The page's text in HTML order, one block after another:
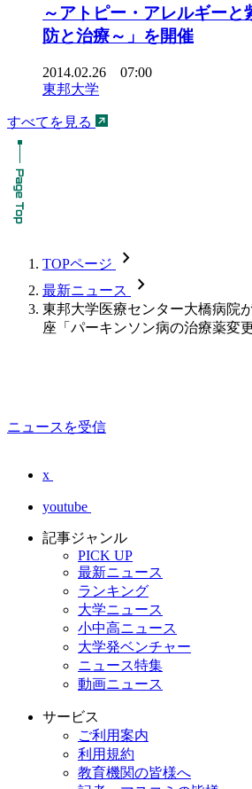
～アトピー・アレルギーと
防と治療～」を開催
2014.02.26 07:00
東邦大学
すべてを見る
TOPページ chevron_forward
最新ニュース chevron_forward
東邦大学医療センター大橋病院
座「パーキンソン病の治療薬変
ニュースを受信
x
youtube
記事ジャンル
PICK UP
最新ニュース
ランキング
大学ニュース
小中高ニュース
大学発ベンチャー
ニュース特集
動画ニュース
サービス
ご利用案内
利用規約
教育機関の皆様へ